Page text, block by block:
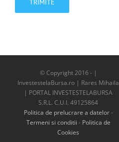
© Copyright 2016 - |
InvestestelaBursa.ro | Rares Mihaila
| PORTAL INVESTESTELABURSA
S.R.L. C.U.I. 49125864
Politica de prelucrare a datelor-
Termeni si conditii - Politica de
Cookies